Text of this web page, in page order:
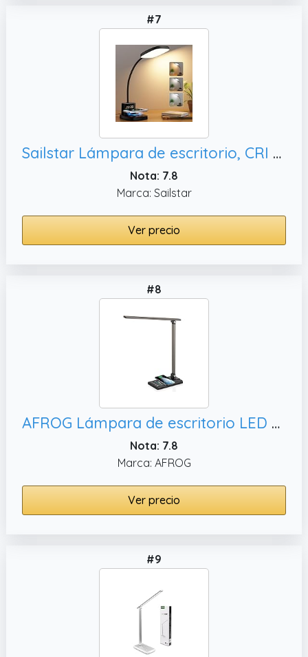
#7
Sailstar Lámpara de escritorio, CRI 95
Nota: 7.8
Marca: Sailstar
Ver precio
#8
AFROG Lámpara de escritorio LED multifuncional de 5ª generación con cargador inalámbrico rápido de 10 W, control
Nota: 7.8
Marca: AFROG
Ver precio
#9